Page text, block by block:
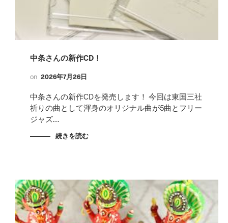
中条さんの新作CD！
on 2026年7月26日
中条さんの新作CDを発売します！ 今回は東国三社
祈りの曲として渾身のオリジナル曲が5曲とフリー
ジャズ…
続きを読む